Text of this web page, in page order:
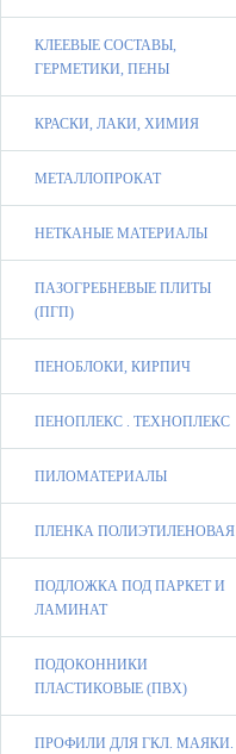
КЛЕЕВЫЕ СОСТАВЫ,
ГЕРМЕТИКИ, ПЕНЫ
КРАСКИ, ЛАКИ, ХИМИЯ
МЕТАЛЛОПРОКАТ
НЕТКАНЫЕ МАТЕРИАЛЫ
ПАЗОГРЕБНЕВЫЕ ПЛИТЫ
(ПГП)
ПЕНОБЛОКИ, КИРПИЧ
ПЕНОПЛЕКС . ТЕХНОПЛЕКС
ПИЛОМАТЕРИАЛЫ
ПЛЕНКА ПОЛИЭТИЛЕНОВАЯ
ПОДЛОЖКА ПОД ПАРКЕТ И
ЛАМИНАТ
ПОДОКОННИКИ
ПЛАСТИКОВЫЕ (ПВХ)
ПРОФИЛИ ДЛЯ ГКЛ. МАЯКИ.